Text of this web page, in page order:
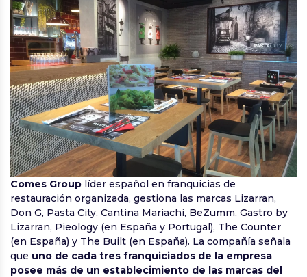
Comes Group líder español en franquicias de
restauración organizada, gestiona las marcas Lizarran,
Don G, Pasta City, Cantina Mariachi, BeZumm, Gastro by
Lizarran, Pieology (en España y Portugal), The Counter
(en España) y The Built (en España). La compañía señala
que uno de cada tres franquiciados de la empresa
posee más de un establecimiento de las marcas del